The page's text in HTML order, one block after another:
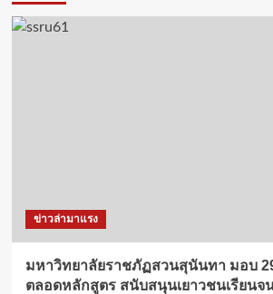
ข่าวล่ามาแรง
มหาวิทยาลัยราชภัฏสวนสุนันทา มอบ
ตลอดหลักสูตร สนับสนุนเยาวชนเรียนจ